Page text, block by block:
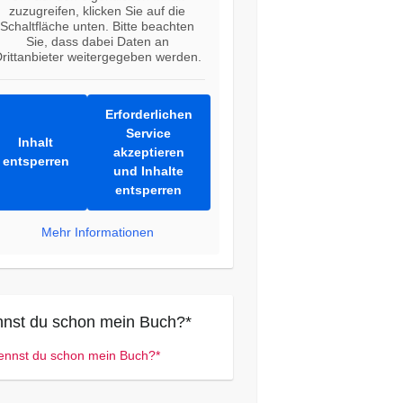
zuzugreifen, klicken Sie auf die
Schaltfläche unten. Bitte beachten
Sie, dass dabei Daten an
weitergegeben werden.
Inhalt
entsperren
Erforderlichen
Service
akzeptieren
und Inhalte
entsperren
Mehr Informationen
du schon mein Buch?*